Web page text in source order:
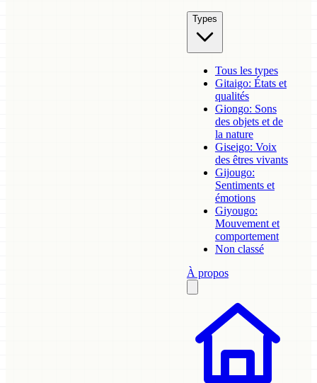
Types
Tous les types
Gitaigo: États et
qualités
Giongo: Sons
des objets et de
la nature
Giseigo: Voix
des êtres vivants
Gijougo:
Sentiments et
émotions
Giyougo:
Mouvement et
comportement
Non classé
À propos